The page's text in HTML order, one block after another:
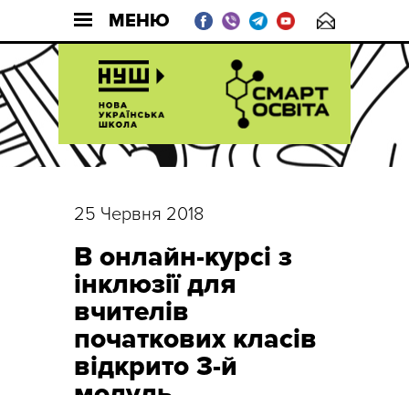
МЕНЮ
25 Червня 2018
В онлайн-курсі з
інклюзії для
вчителів
початкових класів
відкрито 3-й